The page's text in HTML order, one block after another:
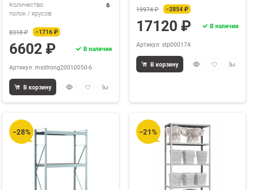
Количество
полок / ярусов:
6
8318 ₽ −1716 ₽
6602 ₽ В наличии
Артикул: msstrong20010050-6
БыстрыйДобавить
избранное
Добавить
сравнению
В корзину
19974 ₽ −2854 ₽
17120 ₽ В наличии
Артикул: stp000174
БыстрыйДобавить
В корзину
−28% −21%